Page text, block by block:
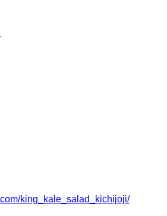
king_kale_salad_kichijoji/